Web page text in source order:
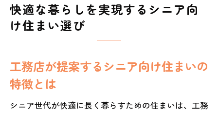
快適な暮らしを実現するシニア向
け住まい選び
工務店が提案するシニア向け住まいの
特徴とは
シニア世代が快適に長く暮らすための住まいは、工務